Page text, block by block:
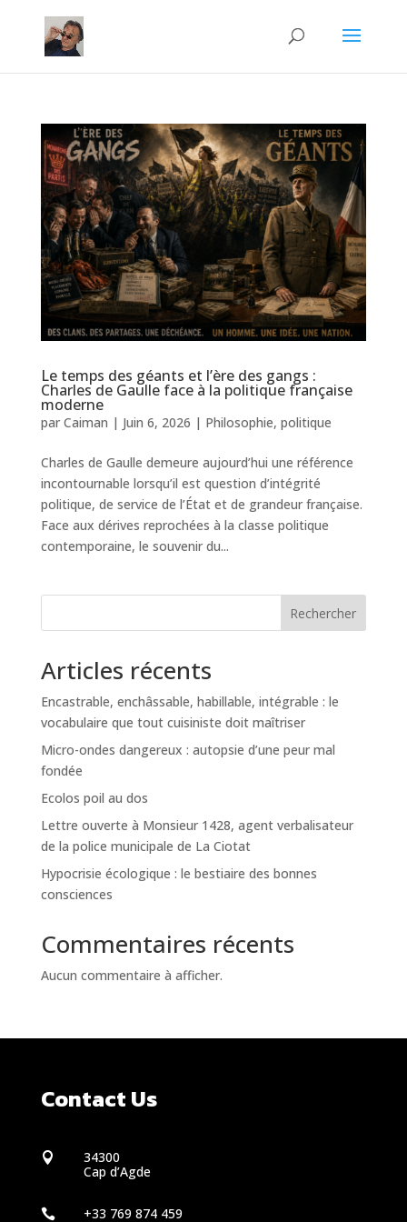
Le temps des géants et l’ère des gangs :
Charles de Gaulle face à la politique française
moderne
par Caiman | Juin 6, 2026 | Philosophie, politique
Charles de Gaulle demeure aujourd’hui une référence
incontournable lorsqu’il est question d’intégrité
politique, de service de l’État et de grandeur française.
Face aux dérives reprochées à la classe politique
contemporaine, le souvenir du...
Rechercher
Articles récents
Encastrable, enchâssable, habillable, intégrable : le
vocabulaire que tout cuisiniste doit maîtriser
Micro-ondes dangereux : autopsie d’une peur mal
fondée
Ecolos poil au dos
Lettre ouverte à Monsieur 1428, agent verbalisateur
de la police municipale de La Ciotat
Hypocrisie écologique : le bestiaire des bonnes
consciences
Commentaires récents
Aucun commentaire à afficher.
Contact Us

34300
Cap d’Agde
 +33 769 874 459